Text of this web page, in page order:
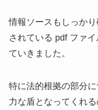
情報ソースもしっか
されている pdf ファ
ていきました。
特に法的根拠の部分
力な盾となってくれ